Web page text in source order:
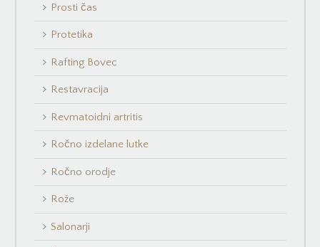
Prosti čas
Protetika
Rafting Bovec
Restavracija
Revmatoidni artritis
Ročno izdelane lutke
Ročno orodje
Rože
Salonarji